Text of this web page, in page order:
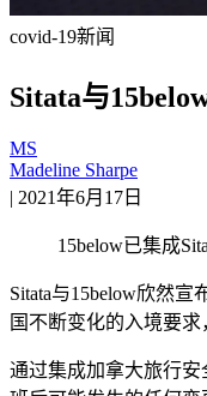
covid-19新闻
Sitata与
MS
Madeline Sharpe
| 2021年6月17日
15below已集成
Sitata与15below欣然
国不断变化的入境要求
通过集成加拿大旅行